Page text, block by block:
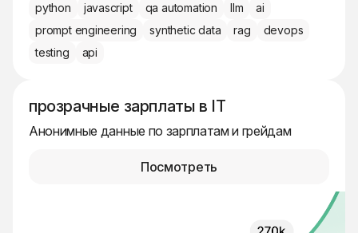
python javascript qa automation llm
ai
prompt engineering
synthetic data rag
devops
testing
api
прозрачные зарплаты в IT
Анонимные данные по зарплатам и грейдам
Посмотреть